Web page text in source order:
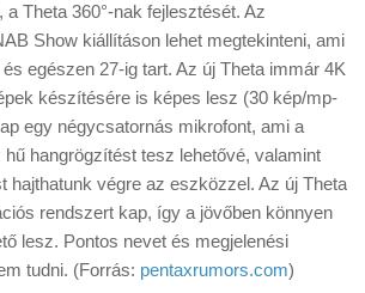
Theta 360°-nak fejlesztését. Az
Show kiállításon lehet megtekinteni, ami
egészen 27-ig tart. Az új Theta immár 4K
készítésére is képes lesz (30 kép/mp-
egy négycsatornás mikrofont, ami a
hű hangrögzítést tesz lehetővé, valamint
hajthatunk végre az eszközzel. Az új Theta
rendszert kap, így a jövőben könnyen
lesz. Pontos nevet és megjelenési
tudni. (Forrás: pentaxrumors.com)